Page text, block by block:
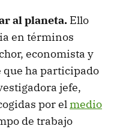
al planeta. Ello
en términos
economista y
que ha participado
jefe,
por elmedio
de trabajo